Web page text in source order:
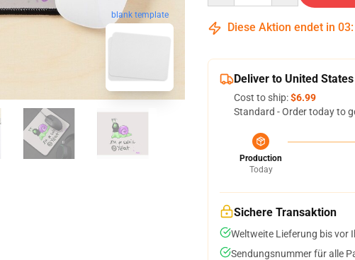
blank template
Diese Aktion endet in 03:
Deliver to United States
Cost to ship:$6.99
Standard - Order today to
Production
Today
Sichere Transaktion
Weltweite Lieferung bis vor
Sendungsnummer für alle